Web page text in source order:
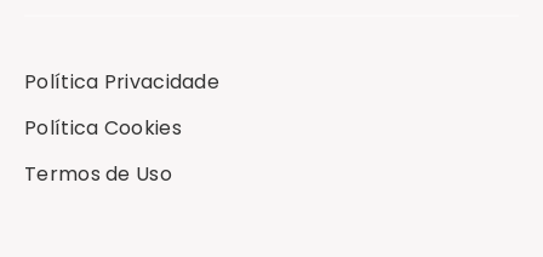
Política Privacidade
Política Cookies
Termos de Uso